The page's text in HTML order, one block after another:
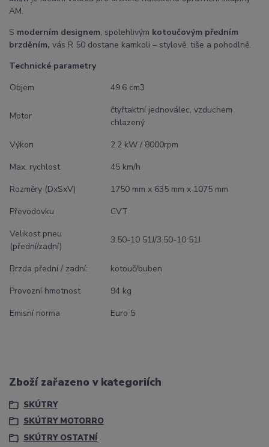
AM.
S moderním designem, spolehlivým kotoučovým předním
brzděním, vás R 50 dostane kamkoli – stylově, tiše a pohodlně.
Technické parametry
Objem
49.6 cm3
Motor
čtyřtaktní jednoválec, vzduchem
chlazený
Výkon
2.2 kW / 8000rpm
Max. rychlost
45 km/h
Rozměry (DxSxV)
1750 mm x 635 mm x 1075 mm
Převodovku
CVT
Velikost pneu
(přední/zadní)
3.50-10 51J/3.50-10 51J
Brzda přední / zadní:
kotouč/buben
Provozní hmotnost
94 kg
Emisní norma
Euro 5
Zboží zařazeno v kategoriích
SKÚTRY
SKÚTRY MOTORRO
SKÚTRY OSTATNÍ